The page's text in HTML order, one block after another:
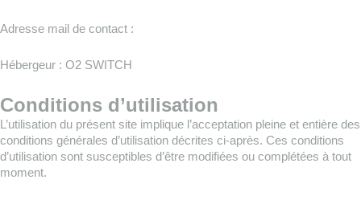
Adresse mail de contact :
Hébergeur : O2 SWITCH
Conditions d’utilisation
L’utilisation du présent site implique l’acceptation pleine et entière des
conditions générales d’utilisation décrites ci-après. Ces conditions
d’utilisation sont susceptibles d’être modifiées ou complétées à tout
moment.